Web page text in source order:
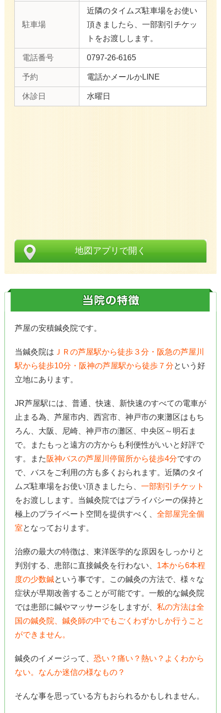
駐車場
近隣のタイムズ駐車場をお使い
頂きましたら、一部割引チケッ
トをお渡しします。
電話番号 0797-26-6165
予約 電話かメールかLINE
休診日 水曜日
地図アプリで開く
芦屋の安積鍼灸院です。
当鍼灸院は ＪＲの芦屋駅から徒歩３分・阪急の芦屋川
駅から徒歩10分・阪神の芦屋駅から徒歩７分という好
立地にあります。
JR芦屋駅には、普通、快速、新快速のすべての電車が
止まる為、芦屋市内、西宮市、神戸市の東灘区はもち
ろん、大阪、尼崎、神戸市の灘区、中央区～明石ま
で。またもっと遠方の方からも利便性がいいと好評で
す。また 阪神バスの芦屋川停留所から徒歩4分ですの
で、バスをご利用の方も多くおられます。近隣のタイ
ムズ駐車場をお使い頂きましたら、 一部割引チケット
をお渡しします。当鍼灸院ではプライバシーの保持と
極上のプライベート空間を提供すべく、 全部屋完全個
室となっております。
治療の最大の特徴は、東洋医学的な原因をしっかりと
判別する、患部に直接鍼灸を行わない、 1本から6本程
度の少数鍼という事です。この鍼灸の方法で、様々な
症状が早期改善することが可能です。一般的な鍼灸院
では患部に鍼やマッサージをしますが、 私の方法は全
国の鍼灸院、鍼灸師の中でもごくわずかしか行うこと
ができません。
鍼灸のイメージって、 恐い？痛い？熱い？よくわから
ない。なんか迷信の様なもの？
そんな事を思っている方もおられるかもしれません。